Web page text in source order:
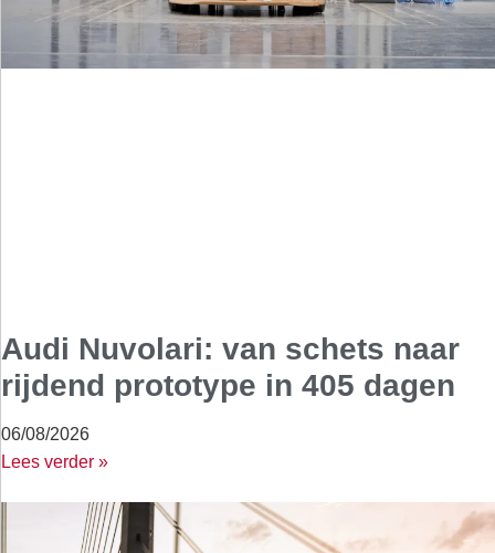
Audi Nuvolari: van schets naar
rijdend prototype in 405 dagen
06/08/2026
Lees verder »